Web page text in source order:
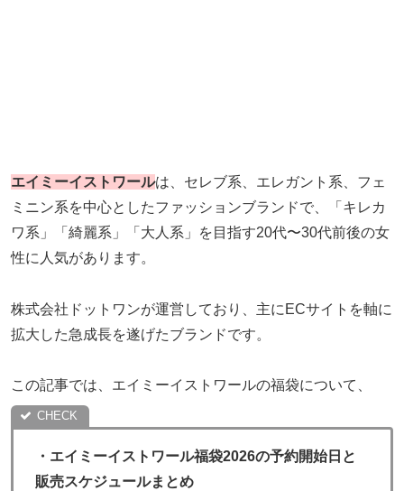
エイミーイストワールは、セレブ系、エレガント系、フェ
ミニン系を中心としたファッションブランドで、「キレカ
ワ系」「綺麗系」「大人系」を目指す20代〜30代前後の女
性に人気があります。
株式会社ドットワンが運営しており、主にECサイトを軸に
拡大した急成長を遂げたブランドです。
この記事では、エイミーイストワールの福袋について、
・ エイミーイストワール福袋2026の予約開始日と
販売スケジュールまとめ